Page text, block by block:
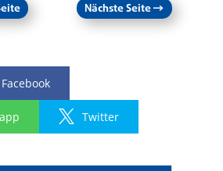
Nächste Seite→
Facebook
Twitter